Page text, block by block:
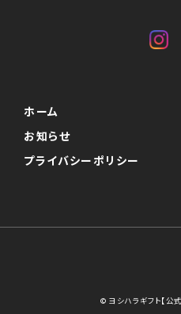
ホーム
お知らせ
プライバシーポリシー
© ヨシハラギフト【公